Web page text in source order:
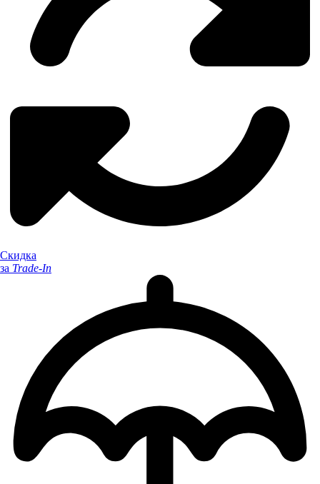
Скидка
за Trade-In